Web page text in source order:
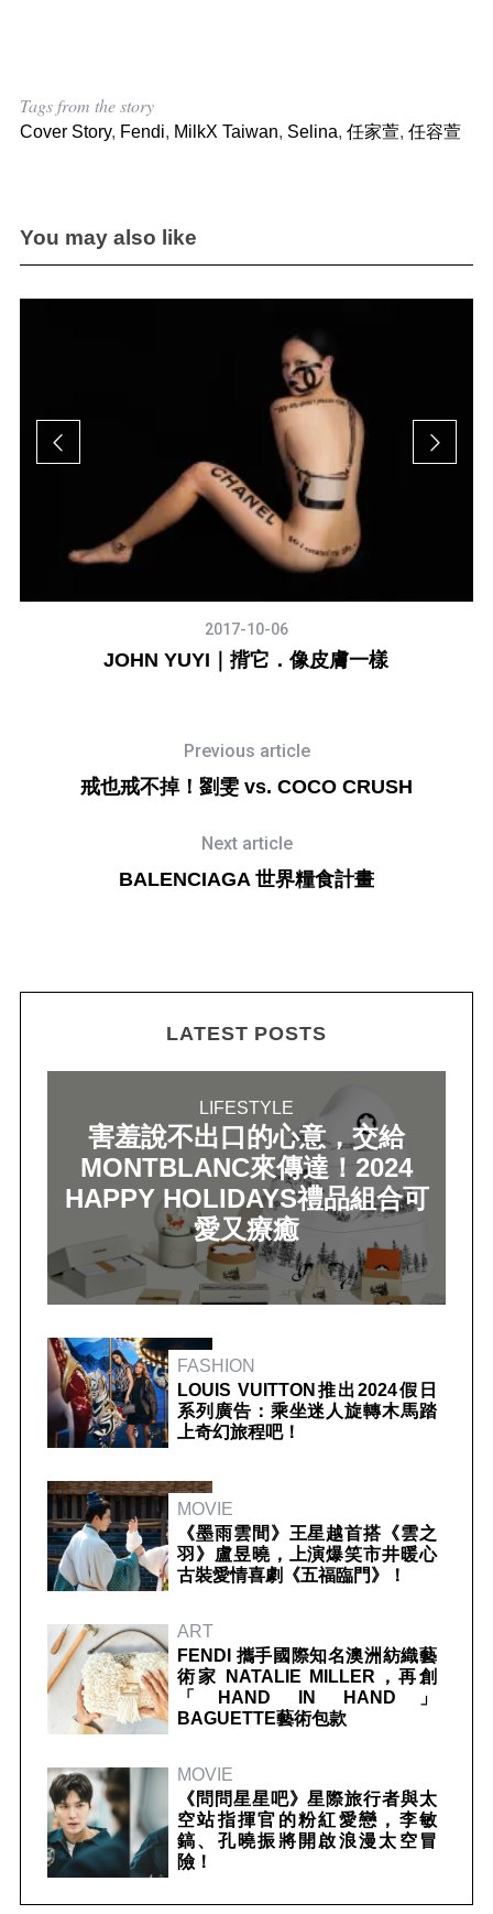
Tags from the story
Cover Story, Fendi, MilkX Taiwan, Selina, 任家萱, 任容萱
You may also like
2017-10-06
JOHN YUYI｜揹它．像皮膚一樣
Previous article
戒也戒不掉！劉雯 vs. COCO CRUSH
Next article
BALENCIAGA 世界糧食計畫
LATEST POSTS
LIFESTYLE
害羞說不出口的心意，交給
MONTBLANC來傳達！2024
HAPPY HOLIDAYS禮品組合可
愛又療癒
FASHION
LOUIS VUITTON推出2024假日
系列廣告：乘坐迷人旋轉木馬踏
上奇幻旅程吧！
MOVIE
《墨雨雲間》王星越首搭《雲之
羽》盧昱曉，上演爆笑市井暖心
古裝愛情喜劇《五福臨門》！
ART
FENDI 攜手國際知名澳洲紡織藝
術家 NATALIE MILLER，再創
「HAND IN HAND」
BAGUETTE藝術包款
MOVIE
《問問星星吧》星際旅行者與太
空站指揮官的粉紅愛戀，李敏
鎬、孔曉振將開啟浪漫太空冒
險！